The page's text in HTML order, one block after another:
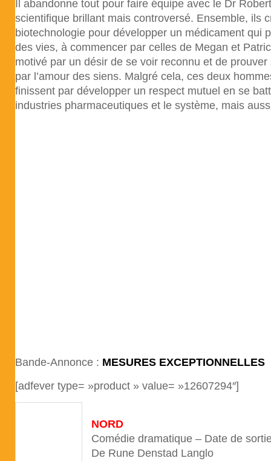
Il abandonne tout pour faire équipe avec le Dr
scientifique brillant mais controversé. Ensemble, ils
biotechnologie pour développer un médicament qui
des vies, à commencer par celles de Megan et
motivé par un désir de se voir reconnu et de
par l’amour des siens. Malgré cela, ces deux
finissent par développer un respect mutuel en se
industries pharmaceutiques et le système, mais
Bande-Annonce : MESURES EXCEPTIONNELLES
[adfever type= »product » value= »12607294″]
NORD
Comédie dramatique – Date de
De Rune Denstad Langlo